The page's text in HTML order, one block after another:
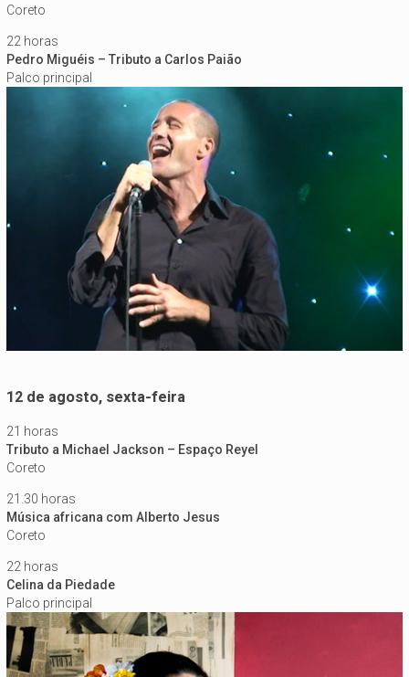
Coreto
22 horas
Pedro Miguéis – Tributo a Carlos Paião
Palco principal
12 de agosto, sexta-feira
21 horas
Tributo a Michael Jackson – Espaço Reyel
Coreto
21.30 horas
Música africana com Alberto Jesus
Coreto
22 horas
Celina da Piedade
Palco principal